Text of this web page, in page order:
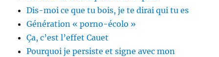
Dis-moi ce que tu bois, je te dirai qui tu es
Génération « porno-écolo »
Ça, c’est l’effet Cauet
Pourquoi je persiste et signe avec mon